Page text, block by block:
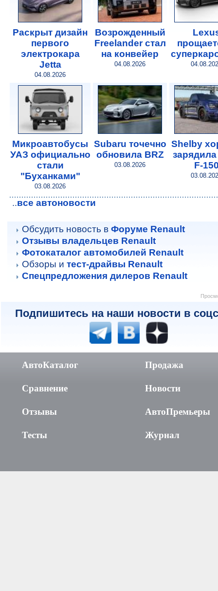
Раскрыт дизайн
первого
электрокара
Jetta
04.08.2026
Возрожденный
Freelander стал
на конвейер
04.08.2026
Микроавтобусы
УАЗ официально
стали
"Буханками"
03.08.2026
Subaru точечно
обновила BRZ
03.08.2026
Shelby
F-
..все автоновости
Обсудить новость в Форуме Renault
Отзывы владельцев Renault
Фотокаталог автомобилей Renault
Обзоры и тест-драйвы Renault
Спецпредложения дилеров Renault
Подпишитесь на наши новости в
АвтоКаталог
Сравнение
Отзывы
Тесты
Продажа
Новости
АвтоПремьеры
Журнал